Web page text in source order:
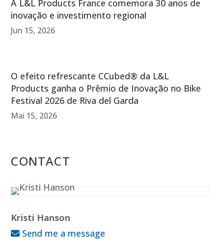
A L&L Products France comemora 30 anos de
inovação e investimento regional
Jun 15, 2026
O efeito refrescante CCubed® da L&L
Products ganha o Prêmio de Inovação no Bike
Festival 2026 de Riva del Garda
Mai 15, 2026
CONTACT
Kristi Hanson
Send me a message